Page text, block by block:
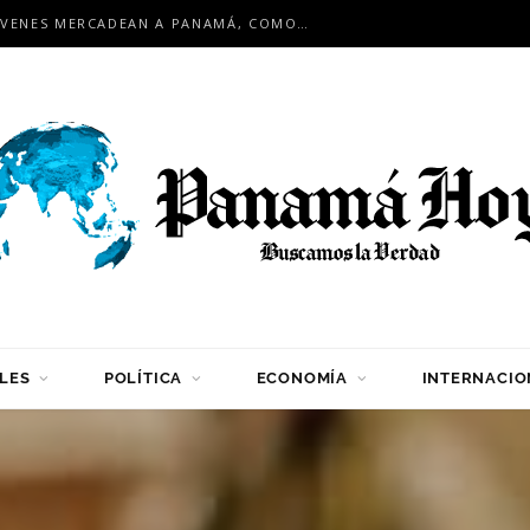
EN ENCUENTRO INTERNACIONAL: JÓVENES MERCADEAN A PANAMÁ, COMO HUB LOGÍSTICO PARA LA REGIÓN
POLÍTICA ECONOMÍA